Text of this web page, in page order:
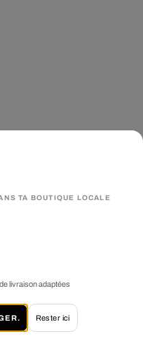
TA BOUTIQUE LOCALE
livraison adaptées
Rester ici